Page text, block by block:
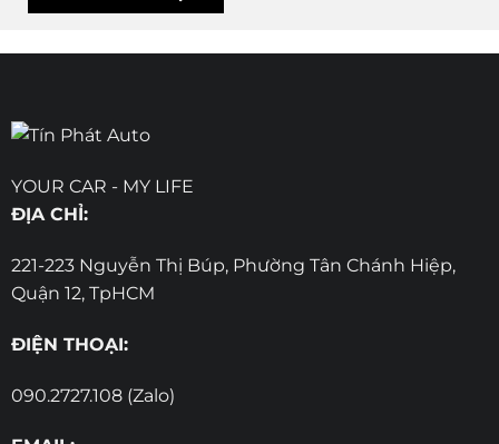
YOUR CAR - MY LIFE
ĐỊA CHỈ:
221-223 Nguyễn Thị Búp, Phường Tân Chánh Hiệp,
Quận 12, TpHCM
ĐIỆN THOẠI:
090.2727.108 (Zalo)